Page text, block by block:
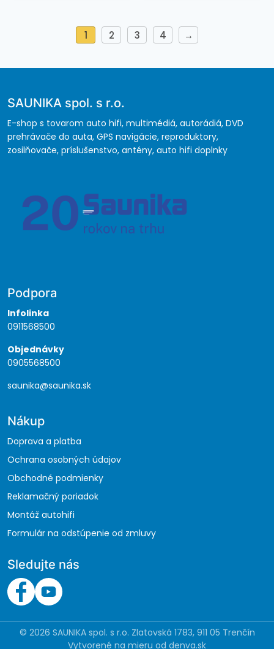
1 2 3 4 →
SAUNIKA spol. s r.o.
E-shop s tovarom auto hifi, multimédiá, autorádiá, DVD
prehrávače do auta, GPS navigácie, reproduktory,
zosilňovače, príslušenstvo, antény, auto hifi doplnky
Podpora
Infolinka
0911568500
Objednávky
0905568500
saunika@saunika.sk
Nákup
Doprava a platba
Ochrana osobných údajov
Obchodné podmienky
Reklamačný poriadok
Montáž autohifi
Formulár na odstúpenie od zmluvy
Sledujte nás
© 2026 SAUNIKA spol. s r.o. Zlatovská 1783, 911 05 Trenčín
Vytvorené na mieru od denva.sk